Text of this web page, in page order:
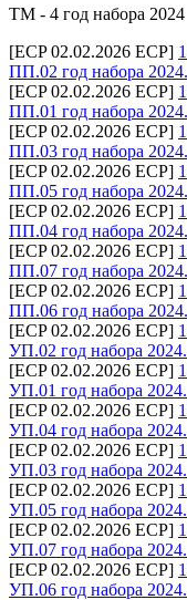
ТМ - 4 год набора 2024
[ECP 02.02.2026 ECP]
ПП.02 год набора 2024.
[ECP 02.02.2026 ECP]
ПП.01 год набора 2024.
[ECP 02.02.2026 ECP]
ПП.03 год набора 2024.
[ECP 02.02.2026 ECP]
ПП.05 год набора 2024.
[ECP 02.02.2026 ECP]
ПП.04 год набора 2024.
[ECP 02.02.2026 ECP]
ПП.07 год набора 2024.
[ECP 02.02.2026 ECP]
ПП.06 год набора 2024.
[ECP 02.02.2026 ECP]
УП.02 год набора 2024.
[ECP 02.02.2026 ECP]
УП.01 год набора 2024.
[ECP 02.02.2026 ECP]
УП.04 год набора 2024.
[ECP 02.02.2026 ECP]
УП.03 год набора 2024.
[ECP 02.02.2026 ECP]
УП.05 год набора 2024.
[ECP 02.02.2026 ECP]
УП.07 год набора 2024.
[ECP 02.02.2026 ECP]
УП.06 год набора 2024.